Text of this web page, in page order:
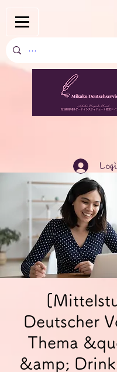
Deutscher
Thema
&amp;